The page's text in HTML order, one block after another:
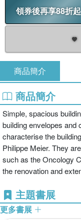
領券後再享88折起
商品簡介
商品簡介
Simple, spacious
building envelopes and
characterise the
Philippe Meier. They
such as the Oncology
the renovation and
主題書展
更多書展